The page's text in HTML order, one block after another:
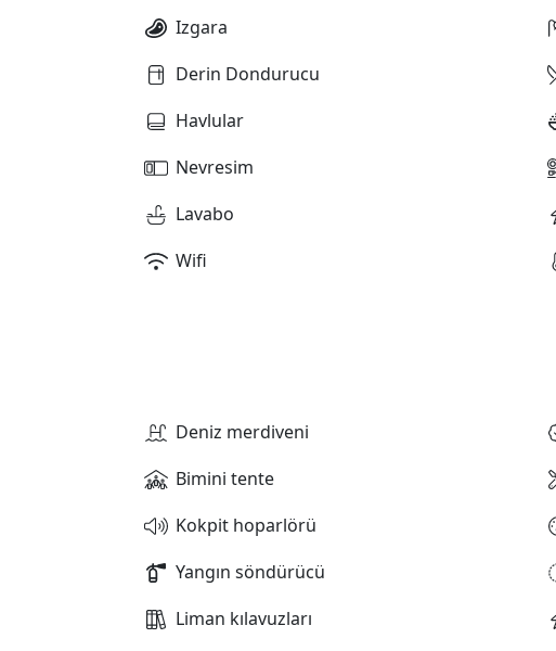
Izgara
Derin Dondurucu
Havlular
Nevresim
Lavabo
Wifi
Deniz merdiveni
Bimini tente
Kokpit hoparlörü
Yangın söndürücü
Liman kılavuzları